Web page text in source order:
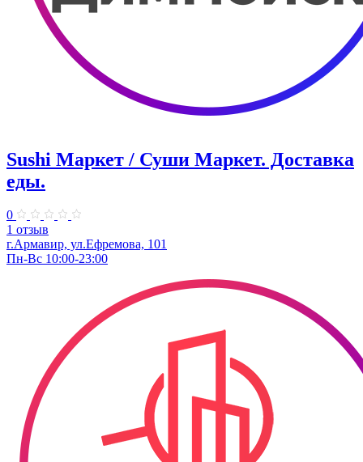
Sushi Маркет / Суши Маркет. Доставка
еды.
0
1 отзыв
г.Армавир, ул.Ефремова, 101
Пн-Вс 10:00-23:00